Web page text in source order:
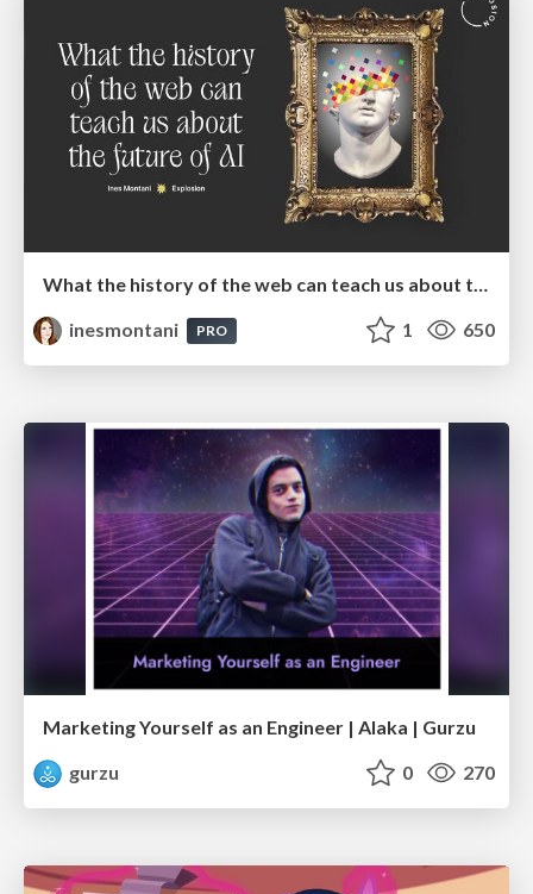
What the history of the web can teach us about the future of AI
inesmontani
PRO 1 650
Marketing Yourself as an Engineer | Alaka | Gurzu
gurzu
0 270